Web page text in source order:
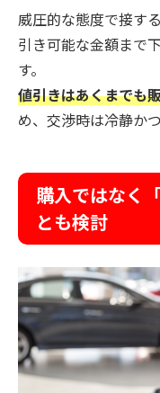
威圧的な態度で接す
引き可能な金額まで
す。
値引きはあくまでも
め、交渉時は冷静か
購入ではなく
とも検討